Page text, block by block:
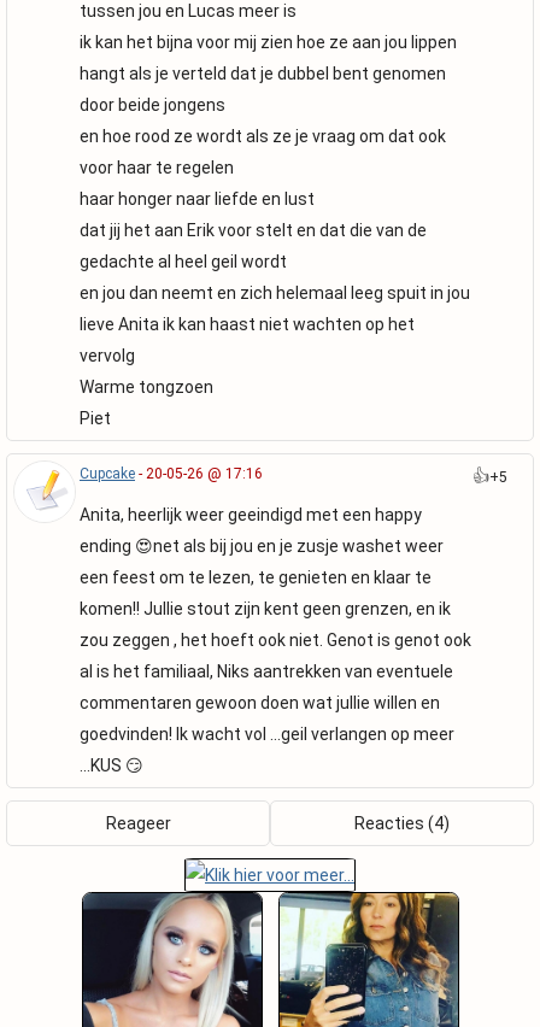
tussen jou en Lucas meer is
ik kan het bijna voor mij zien hoe ze aan jou lippen
hangt als je verteld dat je dubbel bent genomen
door beide jongens
en hoe rood ze wordt als ze je vraag om dat ook
voor haar te regelen
haar honger naar liefde en lust
dat jij het aan Erik voor stelt en dat die van de
gedachte al heel geil wordt
en jou dan neemt en zich helemaal leeg spuit in jou
lieve Anita ik kan haast niet wachten op het
vervolg
Warme tongzoen
Piet
Cupcake - 20-05-26 @ 17:16
Anita, heerlijk weer geeindigd met een happy
ending 😍net als bij jou en je zusje washet weer
een feest om te lezen, te genieten en klaar te
komen!! Jullie stout zijn kent geen grenzen, en ik
zou zeggen , het hoeft ook niet. Genot is genot ook
al is het familiaal, Niks aantrekken van eventuele
commentaren gewoon doen wat jullie willen en
goedvinden! Ik wacht vol ...geil verlangen op meer
...KUS 😏
👍+5
Reageer Reacties (4)